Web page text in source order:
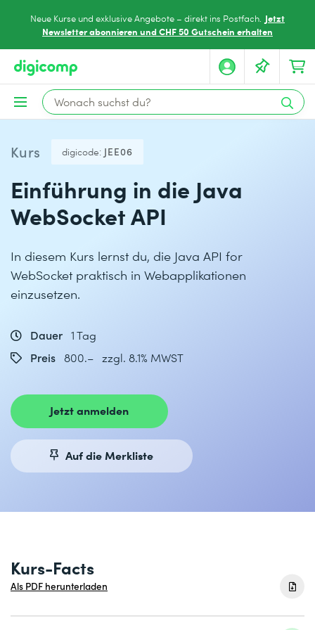
Neue Kurse und exklusive Angebote – direkt ins Postfach. Jetzt
Newsletter abonnieren und CHF 50 Gutschein erhalten
Kurs digicode: JEE06
Einführung in die Java
WebSocket API
In diesem Kurs lernst du, die Java API for
WebSocket praktisch in Webapplikationen
einzusetzen.
Dauer 1 Tag
Preis 800.– zzgl. 8.1% MWST
Jetzt anmelden
Auf die Merkliste
Kurs-Facts
Als PDF herunterladen